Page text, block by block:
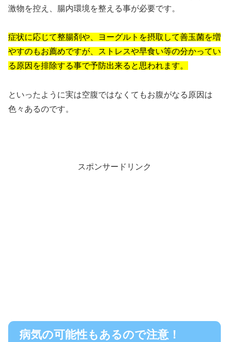
激物を控え、腸内環境を整える事が必要です。
症状に応じて整腸剤や、ヨーグルトを摂取して善玉菌を増
やすのもお薦めですが、ストレスや早食い等の分かってい
る原因を排除する事で予防出来ると思われます。
といったように実は空腹ではなくてもお腹がなる原因は
色々あるのです。
スポンサードリンク
病気の可能性もあるので注意！